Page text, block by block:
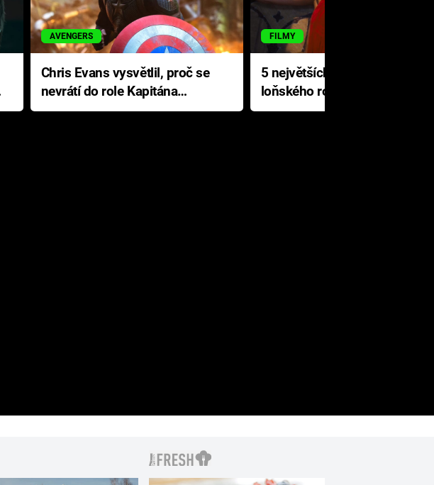
AVENGERS
Chris Evans vysvětlil, proč se
nevrátí do role Kapitána
Ameriky
FILMY
5 největších propadáků
loňského roku: Disney na
jediné katastrofě prodělal 200